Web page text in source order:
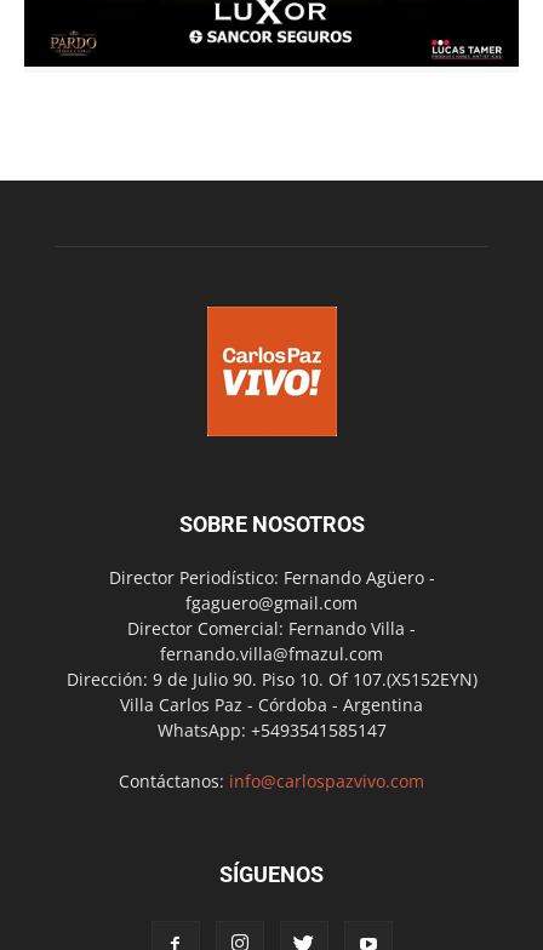
SOBRE NOSOTROS
Director Periodístico: Fernando Agüero -
fgaguero@gmail.com
Director Comercial: Fernando Villa -
fernando.villa@fmazul.com
Dirección: 9 de Julio 90. Piso 10. Of 107.(X5152EYN)
Villa Carlos Paz - Córdoba - Argentina
WhatsApp: +5493541585147
Contáctanos: info@carlospazvivo.com
SÍGUENOS